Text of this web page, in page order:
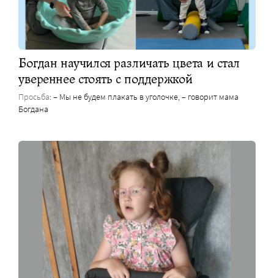
Богдан научился различать цвета и стал
увереннее стоять с поддержкой
Просьба: – Мы не будем плакать в уголочке, – говорит мама
Богдана